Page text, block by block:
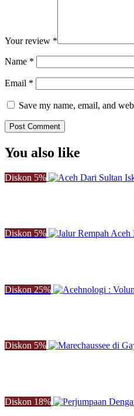
Your review *
Name *
Email *
Save my name, email, and
You also like
Diskon 5%
Diskon 5%
Diskon 25%
Diskon 5%
Diskon 18%